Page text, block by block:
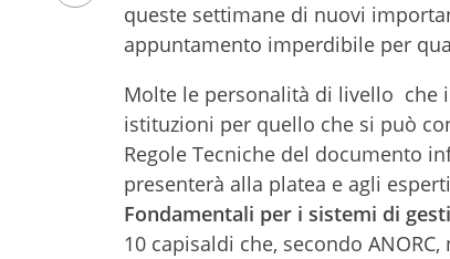
queste settimane di nuovi
appuntamento imperdibile per
Molte le personalità di livello che
istituzioni per quello che si può
Regole Tecniche del documento
presenterà alla platea e agli
Fondamentali per i sistemi di
10 capisaldi che, secondo